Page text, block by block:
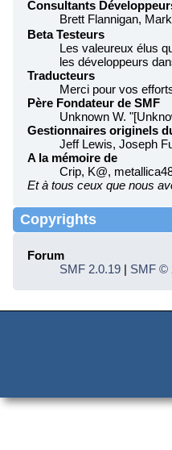
Consultants
Brett Flannigan,
Beta Testeurs
Les valeureux élus
les développeurs
Traducteurs
Merci pour vos
Père Fondateur de SMF
Unknown W.
Gestionnaires originels
Jeff Lewis, Joseph
A la mémoire de
Crip, K@,
Et à tous ceux que nous
Copyrights
Forum
SMF 2.0.19 | SMF ©